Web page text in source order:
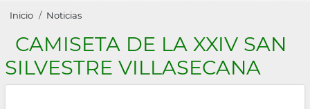
Sobrescribir
enlaces
de
ayuda
Inicio Noticias
CAMISETA DE LA XXIV SAN
SILVESTRE VILLASECANA